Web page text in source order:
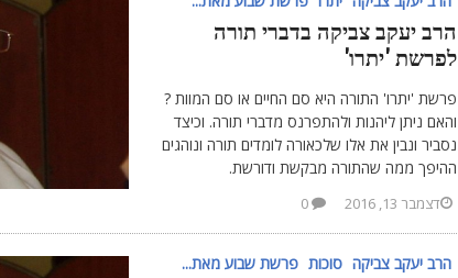
הרב יעקב צביקה בדברי תורה
לפרשת 'יתרו'
פרשת 'יתרו' התורה היא סם החיים או סם המוות ?
והאם ניתן ליהנות ולהתפרנס מדברי תורה. וכיצד
נסביר ונבין את אלו שלכאורה לומדים תורה ונוהגים
ההיפך ממה שהתורה מבקשת ודורשת.
דצמבר 13, 2016
הרב יעקב צביקה סוכות פרשת שבוע מאת...